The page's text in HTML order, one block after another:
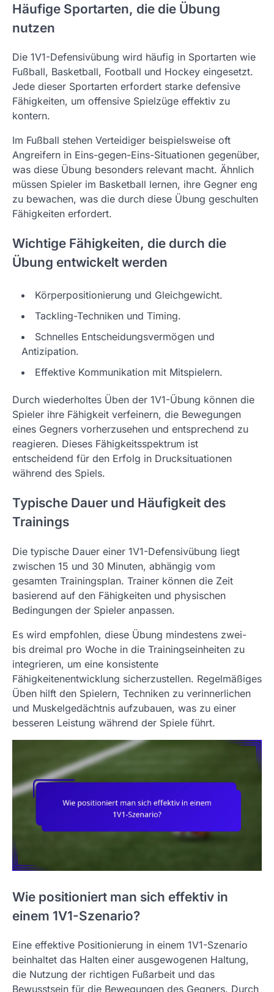
Häufige Sportarten, die die Übung
nutzen
Die 1V1-Defensivübung wird häufig in Sportarten wie
Fußball, Basketball, Football und Hockey eingesetzt.
Jede dieser Sportarten erfordert starke defensive
Fähigkeiten, um offensive Spielzüge effektiv zu
kontern.
Im Fußball stehen Verteidiger beispielsweise oft
Angreifern in Eins-gegen-Eins-Situationen gegenüber,
was diese Übung besonders relevant macht. Ähnlich
müssen Spieler im Basketball lernen, ihre Gegner eng
zu bewachen, was die durch diese Übung geschulten
Fähigkeiten erfordert.
Wichtige Fähigkeiten, die durch die
Übung entwickelt werden
Körperpositionierung und Gleichgewicht.
Tackling-Techniken und Timing.
Schnelles Entscheidungsvermögen und
Antizipation.
Effektive Kommunikation mit Mitspielern.
Durch wiederholtes Üben der 1V1-Übung können die
Spieler ihre Fähigkeit verfeinern, die Bewegungen
eines Gegners vorherzusehen und entsprechend zu
reagieren. Dieses Fähigkeitsspektrum ist
entscheidend für den Erfolg in Drucksituationen
während des Spiels.
Typische Dauer und Häufigkeit des
Trainings
Die typische Dauer einer 1V1-Defensivübung liegt
zwischen 15 und 30 Minuten, abhängig vom
gesamten Trainingsplan. Trainer können die Zeit
basierend auf den Fähigkeiten und physischen
Bedingungen der Spieler anpassen.
Es wird empfohlen, diese Übung mindestens zwei-
bis dreimal pro Woche in die Trainingseinheiten zu
integrieren, um eine konsistente
Fähigkeitenentwicklung sicherzustellen. Regelmäßiges
Üben hilft den Spielern, Techniken zu verinnerlichen
und Muskelgedächtnis aufzubauen, was zu einer
besseren Leistung während der Spiele führt.
Wie positioniert man sich effektiv in
einem 1V1-Szenario?
Eine effektive Positionierung in einem 1V1-Szenario
beinhaltet das Halten einer ausgewogenen Haltung,
die Nutzung der richtigen Fußarbeit und das
Bewusstsein für die Bewegungen des Gegners. Durch